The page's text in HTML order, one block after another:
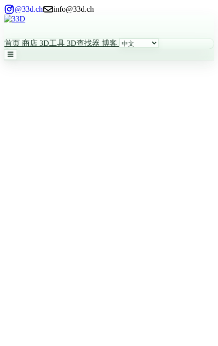
@33d.ch info@33d.ch
首页 商店 3D工具 3D查找器 博客
☰